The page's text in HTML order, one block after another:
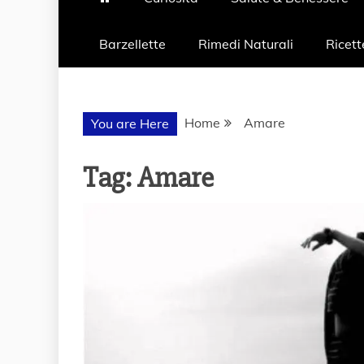
Barzellette Rimedi Naturali
You are Here Home Amare
Tag:Amare